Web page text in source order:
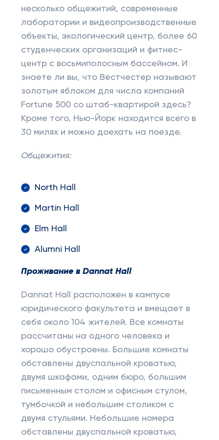
несколько общежитий, современные
лаборатории и видеопроизводственные
объекты, экологический центр, более 60
студенческих организаций и фитнес-
центр с восьмиполосным бассейном. И
знаете ли вы, что Вестчестер называют
золотым яблоком для числа компаний
Fortune 500 со штаб-квартирой здесь?
Кроме того, Нью-Йорк находится всего в
30 милях и можно доехать на поезде.
Общежития:
North Hall
Martin Hall
Elm Hall
Alumni Hall
Проживание в Dannat Hall
Dannat Hall расположен в кампусе
юридического факультета и вмещает в
себя около 104 жителей. Все комнаты
рассчитаны на одного человека и
хорошо обустроены. Большие комнаты
обставлены двуспальной кроватью,
двумя шкафами, одним бюро, большим
письменным столом и офисным стулом,
тумбочкой и небольшим столиком с
двумя стульями. Небольшие номера
обставлены двуспальной кроватью,